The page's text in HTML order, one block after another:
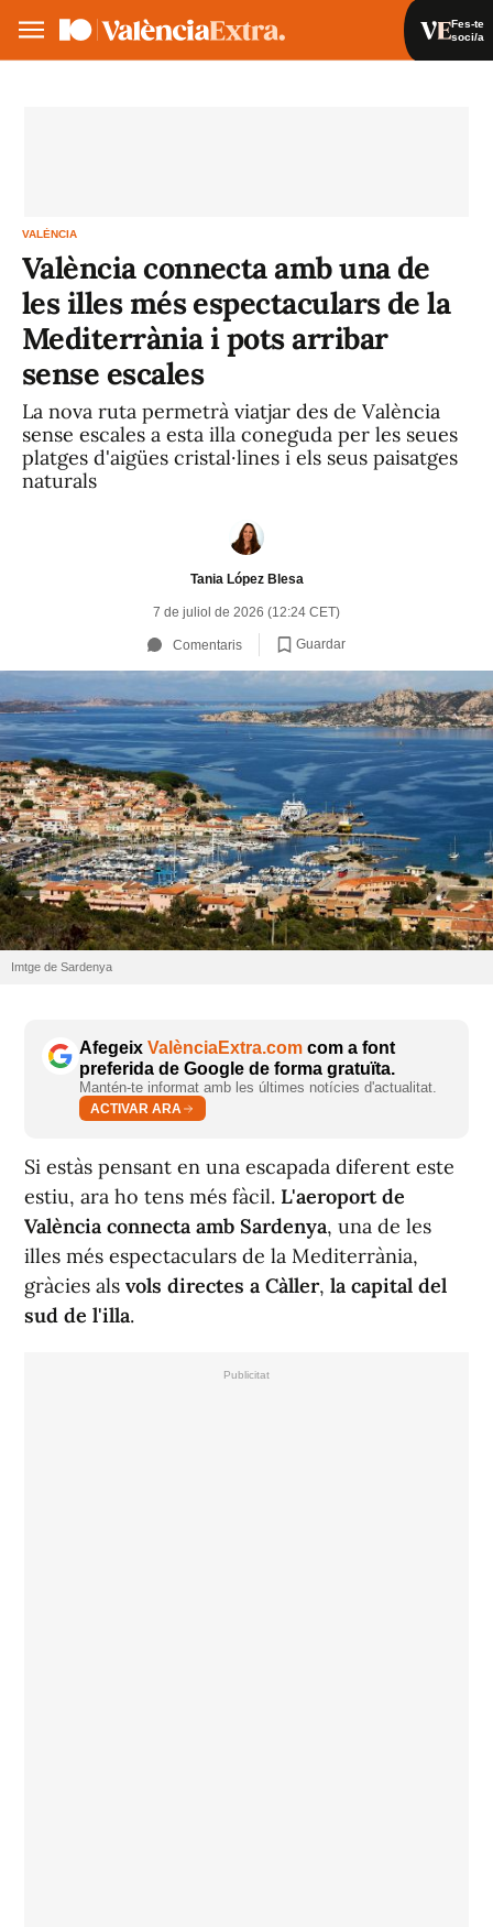
Fes-te
soci/a
VALÈNCIA
València connecta amb una de
les illes més espectaculars de la
Mediterrània i pots arribar
sense escales
La nova ruta permetrà viatjar des de València
sense escales a esta illa coneguda per les seues
platges d'aigües cristal·lines i els seus paisatges
naturals
Tania López Blesa
7 de juliol de 2026 (12:24 CET)
Comentaris Guardar
Imtge de Sardenya
Afegeix ValènciaExtra.com com a font
preferida de Google de forma gratuïta.
Mantén-te informat amb les últimes notícies d'actualitat.
ACTIVAR ARA
Si estàs pensant en una escapada diferent este
estiu, ara ho tens més fàcil. L'aeroport de
València connecta amb Sardenya, una de les
illes més espectaculars de la Mediterrània,
gràcies als vols directes a Càller, la capital del
sud de l'illa.